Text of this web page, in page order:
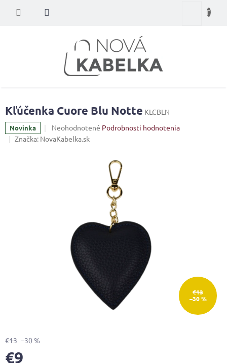
Nákupný
Kľúčenka Cuore Blu Notte KLCBLN
Novinka
Priemerné
hodnotenie
Neohodnotené Podrobnosti hodnotenia
Značka: NovaKabelka.sk
€13
–30 %
€13 –30 %
€9